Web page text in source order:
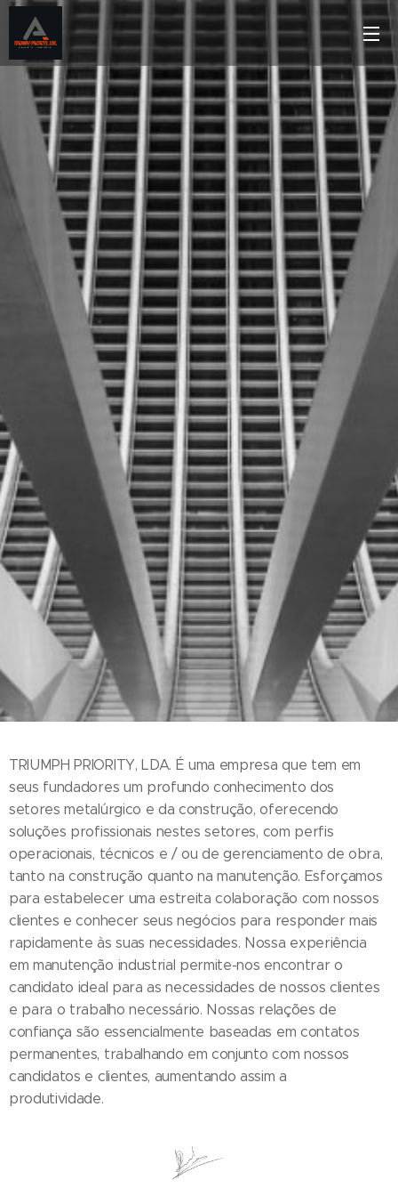
TRIUMPH PRIORITY, LDA. É uma empresa que tem em
seus fundadores um profundo conhecimento dos
setores metalúrgico e da construção, oferecendo
soluções profissionais nestes setores, com perfis
operacionais, técnicos e / ou de gerenciamento de obra,
tanto na construção quanto na manutenção. Esforçamos
para estabelecer uma estreita colaboração com nossos
clientes e conhecer seus negócios para responder mais
rapidamente às suas necessidades. Nossa experiência
em manutenção industrial permite-nos encontrar o
candidato ideal para as necessidades de nossos clientes
e para o trabalho necessário. Nossas relações de
confiança são essencialmente baseadas em contatos
permanentes, trabalhando em conjunto com nossos
candidatos e clientes, aumentando assim a
produtividade.